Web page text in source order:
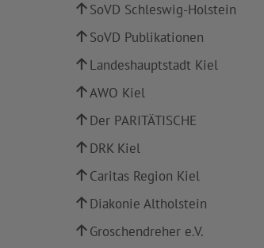
SoVD Schleswig-Holstein
SoVD Publikationen
Landeshauptstadt Kiel
AWO Kiel
Der PARITÄTISCHE
DRK Kiel
Caritas Region Kiel
Diakonie Altholstein
Groschendreher e.V.